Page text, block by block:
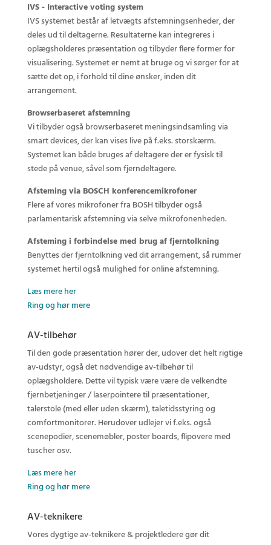
IVS - Interactive voting system
IVS systemet består af letvægts afstemningsenheder, der
deles ud til deltagerne. Resultaterne kan integreres i
oplægsholderes præsentation og tilbyder flere former for
visualisering. Systemet er nemt at bruge og vi sørger for at
sætte det op, i forhold til dine ønsker, inden dit
arrangement.
Browserbaseret afstemning
Vi tilbyder også browserbaseret meningsindsamling via
smart devices, der kan vises live på f.eks. storskærm.
Systemet kan både bruges af deltagere der er fysisk til
stede på venue, såvel som fjerndeltagere.
Afsteming via BOSCH konferencemikrofoner
Flere af vores mikrofoner fra BOSH tilbyder også
parlamentarisk afstemning via selve mikrofonenheden.
Afsteming i forbindelse med brug af fjerntolkning
Benyttes der fjerntolkning ved dit arrangement, så rummer
systemet hertil også mulighed for online afstemning.
Læs mere her
Ring og hør mere
AV-tilbehør
Til den gode præsentation hører der, udover det helt rigtige
av-udstyr, også det nødvendige av-tilbehør til
oplægsholdere. Dette vil typisk være være de velkendte
fjernbetjeninger / laserpointere til præsentationer,
talerstole (med eller uden skærm), taletidsstyring og
comfortmonitorer. Herudover udlejer vi f.eks. også
scenepodier, scenemøbler, poster boards, flipovere med
tuscher osv.
Læs mere her
Ring og hør mere
AV-teknikere
Vores dygtige av-teknikere & projektledere gør dit